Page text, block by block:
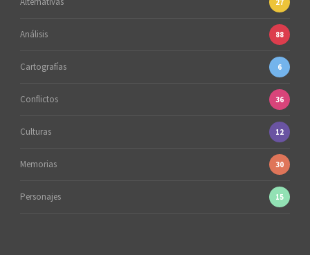
Análisis 88
Cartografías 6
Conflictos 36
Culturas 12
Memorias 30
Personajes 15